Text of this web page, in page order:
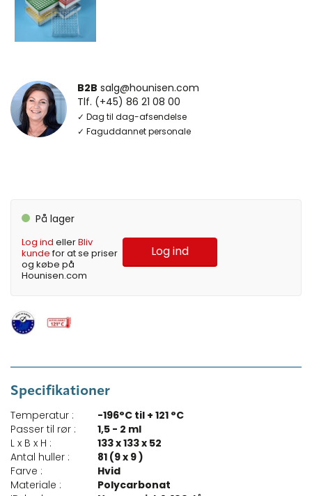
B2B salg@hounisen.com
Tlf. (+45) 86 21 08 00
✓ Dag til dag-afsendelse
✓ Faguddannet personale
På lager
Log ind ellerBliv
kundefor at se priser
og købe på
Hounisen.com
Log ind
Specifikationer
Temperatur :
-196°C til + 121 °C
Passer til rør :
1,5 - 2 ml
L x B x H :
133 x 133 x 52
Antal huller :
81 (9 x 9 )
Farve :
Hvid
Materiale :
Polycarbonat